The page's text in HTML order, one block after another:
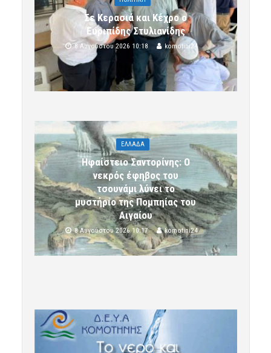
Σε Κερασιά και Κέχρο ο
Ευριπίδης Στυλιανίδης
8 Αυγούστου 2026 10:18 komotini24
ΕΛΛΑΔΑ
Ηφαίστειο Σαντορίνης: Ο
νεκρός έφηβος του
τσουνάμι λύνει το
μυστήριο της Πομπηίας του
Αιγαίου
8 Αυγούστου 2026 10:17 komotini24